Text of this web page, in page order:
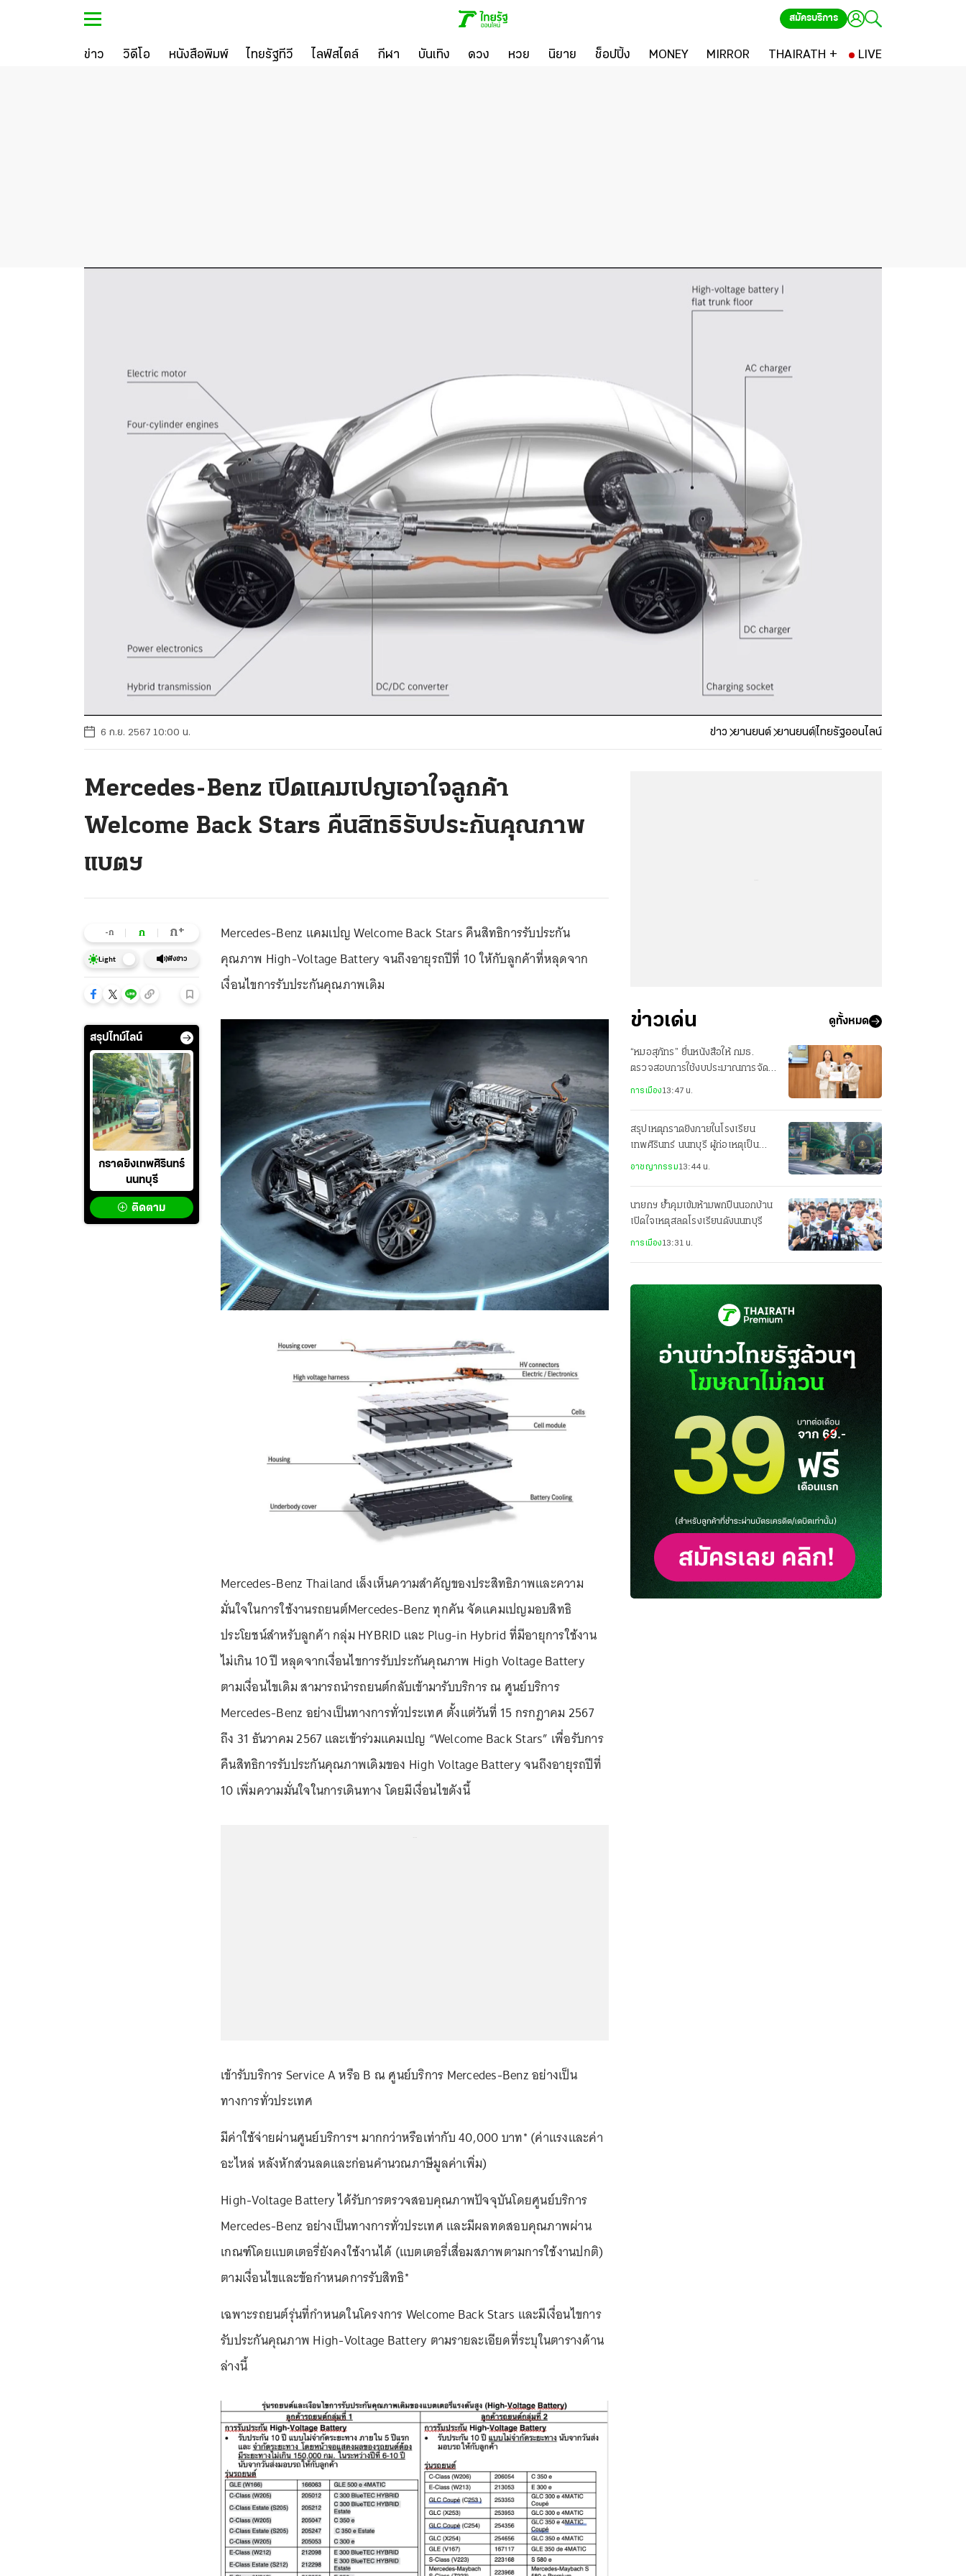
สมัครบริการ
ข่าว วิดีโอ หนังสือพิมพ์ ไทยรัฐทีวี ไลฟ์สไตล์ กีฬา บันเทิง ดวง หวย นิยาย ช็อปปิ้ง MONEY MIRROR THAIRATH + LIVE
6 ก.ย. 2567 10:00 น. ข่าว ยานยนต์ ยานยนต์ไทยรัฐออนไลน์
Mercedes-Benz เปิดแคมเปญเอาใจลูกค้า
Welcome Back Stars คืนสิทธิรับประกันคุณภาพ
แบตฯ
-ก ก ก+
Light ฟังข่าว
สรุปไทม์ไลน์
กราดยิงเทพศิรินทร์
นนทบุรี
ติดตาม
Mercedes-Benz แคมเปญ Welcome Back Stars คืนสิทธิการรับประกัน
คุณภาพ High-Voltage Battery จนถึงอายุรถปีที่ 10 ให้กับลูกค้าที่หลุดจาก
เงื่อนไขการรับประกันคุณภาพเดิม
Mercedes-Benz Thailand เล็งเห็นความสำคัญของประสิทธิภาพและความ
มั่นใจในการใช้งานรถยนต์Mercedes-Benz ทุกคัน จัดแคมเปญมอบสิทธิ
ประโยชน์สำหรับลูกค้า กลุ่ม HYBRID และ Plug-in Hybrid ที่มีอายุการใช้งาน
ไม่เกิน 10 ปี หลุดจากเงื่อนไขการรับประกันคุณภาพ High Voltage Battery
ตามเงื่อนไขเดิม สามารถนำรถยนต์กลับเข้ามารับบริการ ณ ศูนย์บริการ
Mercedes-Benz อย่างเป็นทางการทั่วประเทศ ตั้งแต่วันที่ 15 กรกฎาคม 2567
ถึง 31 ธันวาคม 2567 และเข้าร่วมแคมเปญ “Welcome Back Stars” เพื่อรับการ
คืนสิทธิการรับประกันคุณภาพเดิมของ High Voltage Battery จนถึงอายุรถปีที่
10 เพิ่มความมั่นใจในการเดินทาง โดยมีเงื่อนไขดังนี้
เข้ารับบริการ Service A หรือ B ณ ศูนย์บริการ Mercedes-Benz อย่างเป็น
ทางการทั่วประเทศ
มีค่าใช้จ่ายผ่านศูนย์บริการฯ มากกว่าหรือเท่ากับ 40,000 บาท* (ค่าแรงและค่า
อะไหล่ หลังหักส่วนลดและก่อนคำนวณภาษีมูลค่าเพิ่ม)
High-Voltage Battery ได้รับการตรวจสอบคุณภาพปัจจุบันโดยศูนย์บริการ
Mercedes-Benz อย่างเป็นทางการทั่วประเทศ และมีผลทดสอบคุณภาพผ่าน
เกณฑ์โดยแบตเตอรี่ยังคงใช้งานได้ (แบตเตอรี่เสื่อมสภาพตามการใช้งานปกติ)
ตามเงื่อนไขและข้อกำหนดการรับสิทธิ*
เฉพาะรถยนต์รุ่นที่กำหนดในโครงการ Welcome Back Stars และมีเงื่อนไขการ
รับประกันคุณภาพ High-Voltage Battery ตามรายละเอียดที่ระบุในตารางด้าน
ล่างนี้
ข่าวเด่น ดูทั้งหมด
“หมอสุภัทร” ยื่นหนังสือให้ กมธ.
ตรวจสอบการใช้งบประมาณการจัด
อีเวนต์ กระทรวงสาธารณสุข
การเมือง13:47 น.
สรุปเหตุกราดยิงภายในโรงเรียน
เทพศิรินทร์ นนทบุรี ผู้ก่อเหตุเป็น
อาชญากรรม13:44 น.
นายกฯ ย้ำคุมเข้มห้ามพกปืนนอกบ้าน
เปิดใจเหตุสลดโรงเรียนดังนนทบุรี
การเมือง13:31 น.